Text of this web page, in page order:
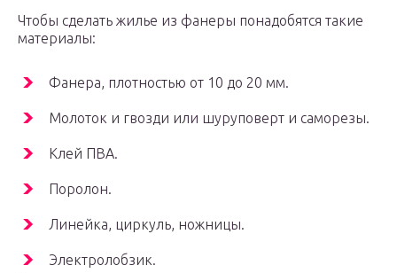
Чтобы сделать жилье из фанеры понадобятся такие
материалы:
Фанера, плотностью от 10 до 20 мм.
Молоток и гвозди или шуруповерт и саморезы.
Клей ПВА.
Поролон.
Линейка, циркуль, ножницы.
Электролобзик.